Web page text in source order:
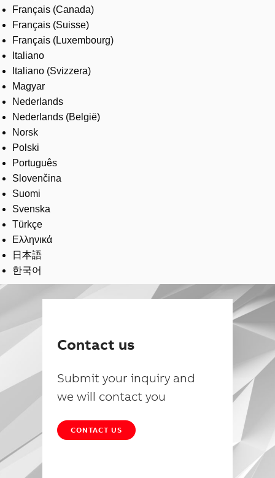
Français (Canada)
Français (Suisse)
Français (Luxembourg)
Italiano
Italiano (Svizzera)
Magyar
Nederlands
Nederlands (België)
Norsk
Polski
Português
Slovenčina
Suomi
Svenska
Türkçe
Ελληνικά
日本語
한국어
Contact us
Submit your inquiry and
we will contact you
CONTACT US